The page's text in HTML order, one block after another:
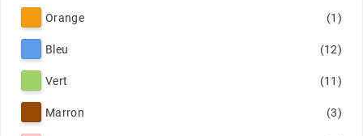
Orange (1)
Bleu (12)
Vert (11)
Marron (3)